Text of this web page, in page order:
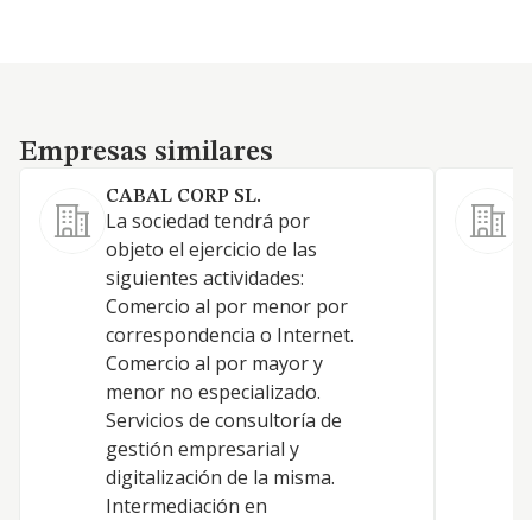
Empresas similares
Empresas similares
CABAL CORP SL.
La sociedad tendrá por
objeto el ejercicio de las
siguientes actividades:
Comercio al por menor por
correspondencia o Internet.
Comercio al por mayor y
menor no especializado.
Servicios de consultoría de
gestión empresarial y
digitalización de la misma.
Intermediación en